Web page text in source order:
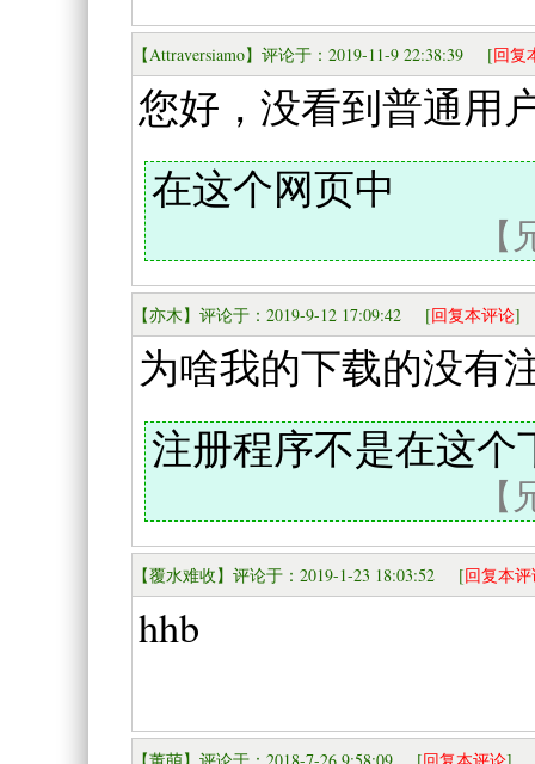
【Attraversiamo】评论于：2019-11-9 22:38:39 [回复
您好，没看到普通用
在这个网页中
【亦木】评论于：2019-9-12 17:09:42 [回复本评论]
为啥我的下载的没有
注册程序不是在这个
【覆水难收】评论于：2019-1-23 18:03:52 [回复本
hhb